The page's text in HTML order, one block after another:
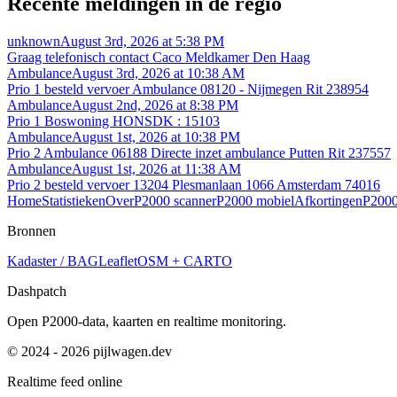
unknownAugust 3rd, 2026 at 5:38 PM
Graag telefonisch contact Caco Meldkamer Den Haag
AmbulanceAugust 3rd, 2026 at 10:38 AM
Prio 1 besteld vervoer Ambulance 08120 - Nijmegen Rit 238954
AmbulanceAugust 2nd, 2026 at 8:38 PM
Prio 1 Boswoning HONSDK : 15103
AmbulanceAugust 1st, 2026 at 10:38 PM
Prio 2 Ambulance 06188 Directe inzet ambulance Putten Rit 237557
AmbulanceAugust 1st, 2026 at 11:38 AM
Prio 2 besteld vervoer 13204 Plesmanlaan 1066 Amsterdam 74016
HomeStatistiekenOverP2000 scannerP2000 mobielAfkortingen
Bronnen
Kadaster / BAGLeafletOSM + CARTO
Dashpatch
Open P2000-data, kaarten en realtime monitoring.
© 2024 - 2026 pijlwagen.dev
Realtime feed online